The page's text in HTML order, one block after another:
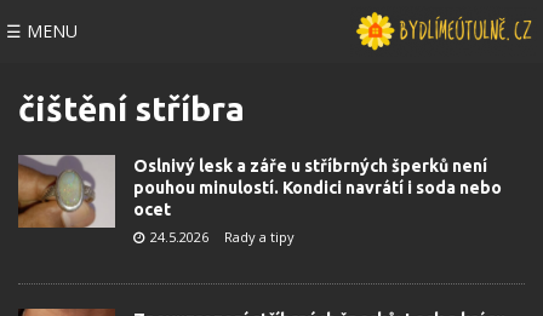
☰ MENU
čištění stříbra
Oslnivý lesk a záře u stříbrných šperků není
pouhou minulostí. Kondici navrátí i soda nebo
ocet
24.5.2026 Rady a tipy